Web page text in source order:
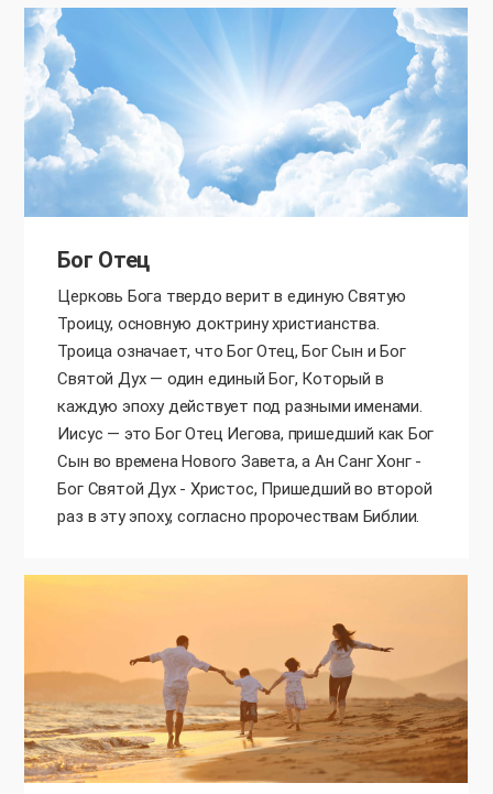
Бог Отец
Церковь Бога твердо верит в единую Святую
Троицу, основную доктрину христианства.
Троица означает, что Бог Отец, Бог Сын и Бог
Святой Дух — один единый Бог, Который в
каждую эпоху действует под разными именами.
Иисус — это Бог Отец Иегова, пришедший как Бог
Сын во времена Нового Завета, а Ан Санг Хонг -
Бог Святой Дух - Христос, Пришедший во второй
раз в эту эпоху, согласно пророчествам Библии.